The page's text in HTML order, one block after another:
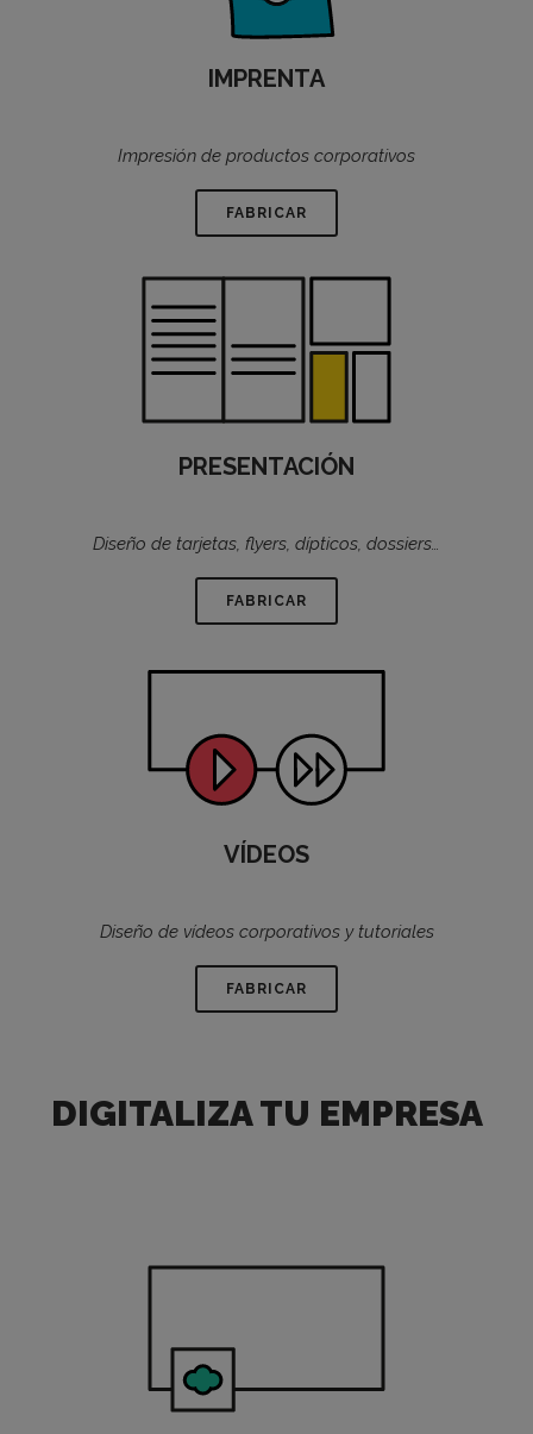
IMPRENTA
Impresión de productos corporativos
FABRICAR
PRESENTACIÓN
Diseño de tarjetas, flyers, dípticos, dossiers…
FABRICAR
VÍDEOS
Diseño de vídeos corporativos y tutoriales
FABRICAR
DIGITALIZA TU EMPRESA